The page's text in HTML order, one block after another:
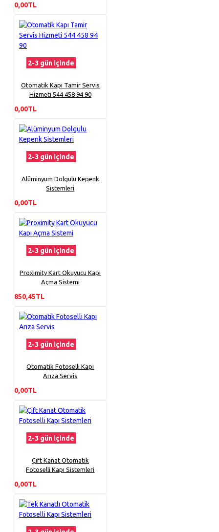
0,00TL
2-3 gün içinde
Otomatik Kapı Tamir Servis
Hizmeti 544 458 94 90
0,00TL
2-3 gün içinde
Alüminyum Dolgulu Kepenk
Sistemleri
0,00TL
2-3 gün içinde
Proximity Kart Okuyucu Kapı
Açma Sistemi
850,45TL
2-3 gün içinde
Otomatik Fotoselli Kapı
Arıza Servis
0,00TL
2-3 gün içinde
Çift Kanat Otomatik
Fotoselli Kapı Sistemleri
0,00TL